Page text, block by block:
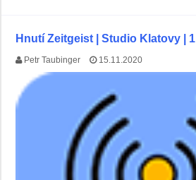
Hnutí Zeitgeist | Studio Klatovy | 1
Petr Taubinger 15.11.2020